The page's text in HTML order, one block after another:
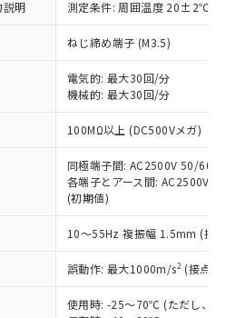
説明 測定条件: 周囲温度 20±2℃、
ねじ締め端子 (M3.5)
電気的: 最大30回/分
機械的: 最大30回/分
100MΩ以上 (DC500Vメガ)
同極端子間: AC2500V 50/
各端子とアース間: AC2500V
(初期値)
10～55Hz 複振幅 1.5mm (接
誤動作: 最大1000m/s2 (接点
使用時: -25～70℃ (ただし、氷
いただき、同意のうえ
、当社制御機器事業取扱
庫状況および標準価格
させていただくもので
事業取扱商品の中には、
対象外となる商品もある
ください。
び標準価格照会結果は、
更新日時点での社内デー
成されるものであり、閲
での実際の在庫および標
なる場合があることをご
RoHS指令（10物質）の
品で、対応品を出す予
調査中または確認中の
ス料など無形物で、有
ない商品です。
り、非含有部品として
と判明した場合などや
とがあります。
水銀(Hg) 1000ppm以下、 カド
タル酸ビス(2-エチルヘキシ
表
料含有率が中国RoHSの
とを示します。
料含有率が中国RoHSの
ことを示します。
。当社販売部門へお問
値 (GB/T26572)：
水銀) : 1000ppm、 Cd(カドミウ
、 PBBs(ポリ臭化ビフェ
ポリ臭化ジフェニルエーテ
ら貴社製品のうち、外国
国貿易法に定める商品
の提供する場合は、日本
許可(または役務取引許
上の在庫あり